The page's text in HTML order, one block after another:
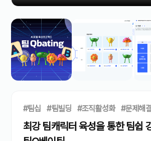
#팀십 #팀빌딩 #조직활성화 #문제해
최강 팀캐릭터 육성을 통한 팀쉽